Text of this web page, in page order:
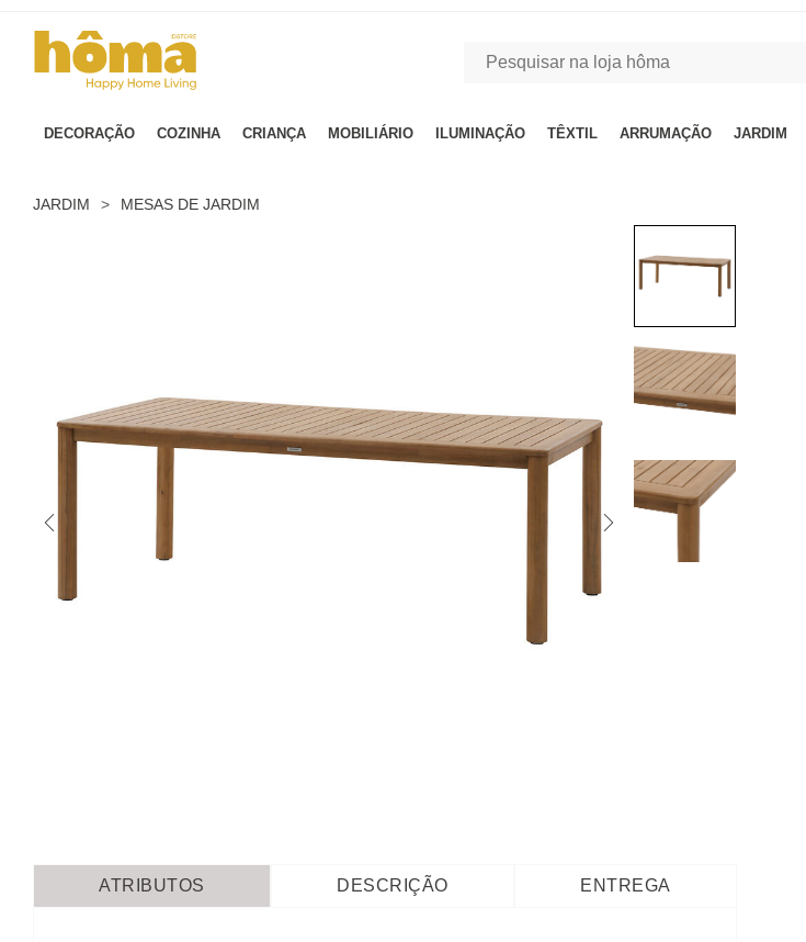
DECORAÇÃO COZINHA CRIANÇA MOBILIÁRIO ILUMINAÇÃO TÊXTIL ARRUMAÇÃO JARDIM
JARDIM > MESAS DE JARDIM
ATRIBUTOS DESCRIÇÃO ENTREGA